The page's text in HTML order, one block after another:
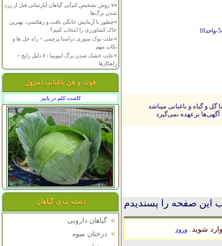
>
۷ روش تشخیص کم‌آبی گیاهان آپارتمانی قبل از زرد
شدن برگ‌ها
>چطور با آزمایش خانگی بافت و زهکشی، بهترین
خاک کشاورزی را انتخاب کنیم؟
>علت نوک سوزی دراسنا پرچمی + راه حل ها و
نکات مهم
>
علت خشک شدن برگ ایپومیا | 8 دلیل رایج +
راهکارها
فوت و فن باغبانی امروز
کاشت کلم در پاییز
دسته بندی گیاهان
> گیاهان دارویی
> درختان میوه
و گیاه و باغبانی میباشد
آگهی‌ها برعهده نمی‌گیرد
این صفحه را پسندیدم
شوید .ورود